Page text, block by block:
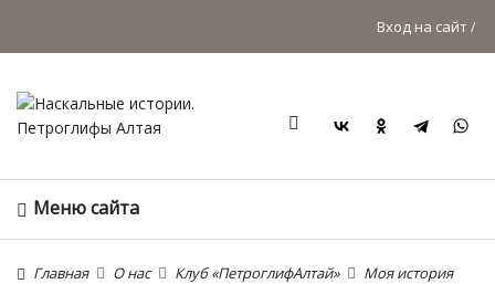
Вход на сайт
Поиск
Меню сайта
Главная О нас Клуб «ПетроглифАлтай»
Моя история